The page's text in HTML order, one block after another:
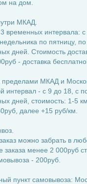
на дом.
МКАД.
временных интервала:
по пятницу,
дней. Стоимость
- доставка
пределами МКАД и
интервал - с 9 до 18, с
дней, стоимость: 1-5
далее +15 руб/км.
можно забрать в
менее 2 000руб
- 200руб.
пункт самовывоза: